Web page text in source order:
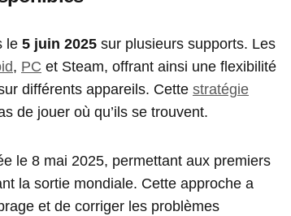
le 5 juin 2025 sur plusieurs supports. Les
, PC et Steam, offrant ainsi une flexibilité
différents appareils. Cette stratégie
de jouer où qu’ils se trouvent.
le 8 mai 2025, permettant aux premiers
la sortie mondiale. Cette approche a
et de corriger les problèmes